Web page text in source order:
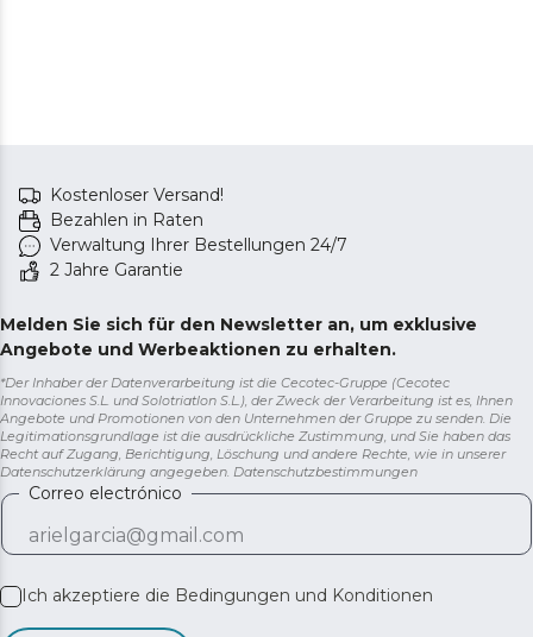
Kostenloser Versand!
Bezahlen in Raten
Verwaltung Ihrer Bestellungen 24/7
2 Jahre Garantie
Melden Sie sich für den Newsletter an, um exklusive
Angebote und Werbeaktionen zu erhalten.
*Der Inhaber der Datenverarbeitung ist die Cecotec-Gruppe (Cecotec
Innovaciones S.L. und Solotriatlon S.L.), der Zweck der Verarbeitung ist es, Ihnen
Angebote und Promotionen von den Unternehmen der Gruppe zu senden. Die
Legitimationsgrundlage ist die ausdrückliche Zustimmung, und Sie haben das
Recht auf Zugang, Berichtigung, Löschung und andere Rechte, wie in unserer
Datenschutzerklärung angegeben. Datenschutzbestimmungen
Correo electrónico
Ich akzeptiere die Bedingungen und Konditionen